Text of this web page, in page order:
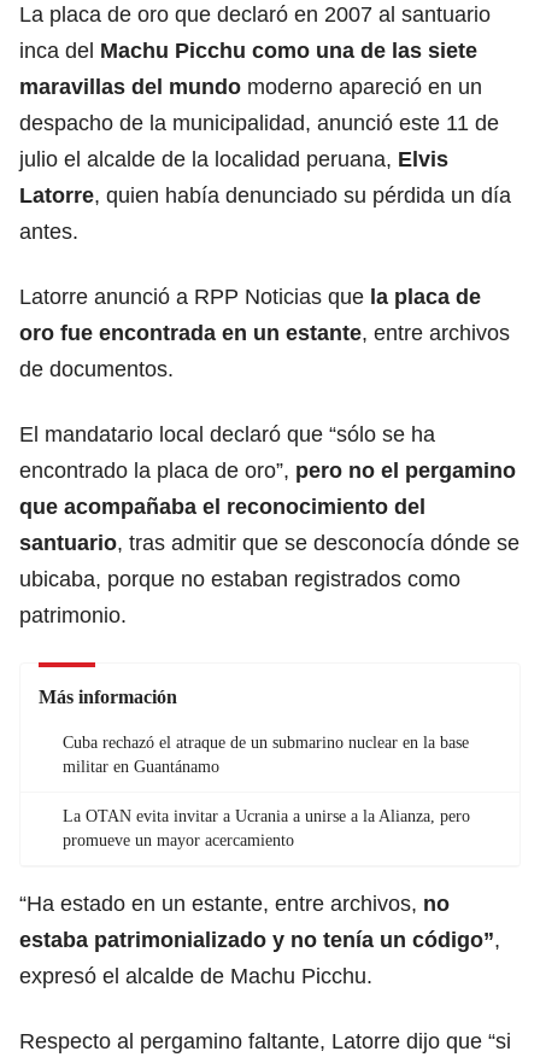
La placa de oro que declaró en 2007 al santuario
inca del Machu Picchu como una de las siete
maravillas del mundo moderno apareció en un
despacho de la municipalidad, anunció este 11 de
julio el alcalde de la localidad peruana, Elvis
Latorre, quien había denunciado su pérdida un día
antes.
Latorre anunció a RPP Noticias que la placa de
oro fue encontrada en un estante, entre archivos
de documentos.
El mandatario local declaró que “sólo se ha
encontrado la placa de oro”, pero no el pergamino
que acompañaba el reconocimiento del
santuario, tras admitir que se desconocía dónde se
ubicaba, porque no estaban registrados como
patrimonio.
Más información
Cuba rechazó el atraque de un submarino nuclear en la base
militar en Guantánamo
La OTAN evita invitar a Ucrania a unirse a la Alianza, pero
promueve un mayor acercamiento
“Ha estado en un estante, entre archivos, no
estaba patrimonializado y no tenía un código”,
expresó el alcalde de Machu Picchu.
Respecto al pergamino faltante, Latorre dijo que “si